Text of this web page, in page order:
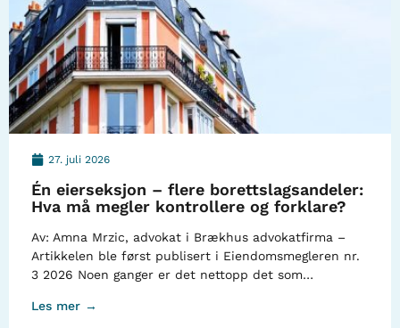
27. juli 2026
Én eierseksjon – flere borettslagsandeler:
Hva må megler kontrollere og forklare?
Av: Amna Mrzic, advokat i Brækhus advokatfirma –
Artikkelen ble først publisert i Eiendomsmegleren nr.
3 2026 Noen ganger er det nettopp det som…
Les mer →